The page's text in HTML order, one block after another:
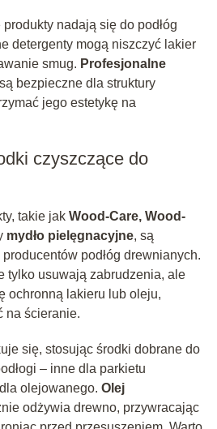
nadają się do podłóg
detergenty mogą niszczyć lakier
smug. Profesjonalne
bezpieczne dla struktury
jego estetykę na
czyszczące do
takie jak Wood-Care, Wood-
mydło pielęgnacyjne, są
podłóg drewnianych.
tylko usuwają zabrudzenia, ale
ochronną lakieru lub oleju,
na ścieranie.
się, stosując środki dobrane do
– inne dla parkietu
olejowanego. Olej
odżywia drewno, przywracając